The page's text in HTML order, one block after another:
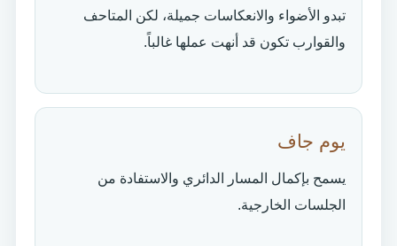
تبدو الأضواء والانعكاسات جميلة، لكن المتاحف
والقوارب تكون قد أنهت عملها غالباً.
يوم جاف
يسمح بإكمال المسار الدائري والاستفادة من
الجلسات الخارجية.